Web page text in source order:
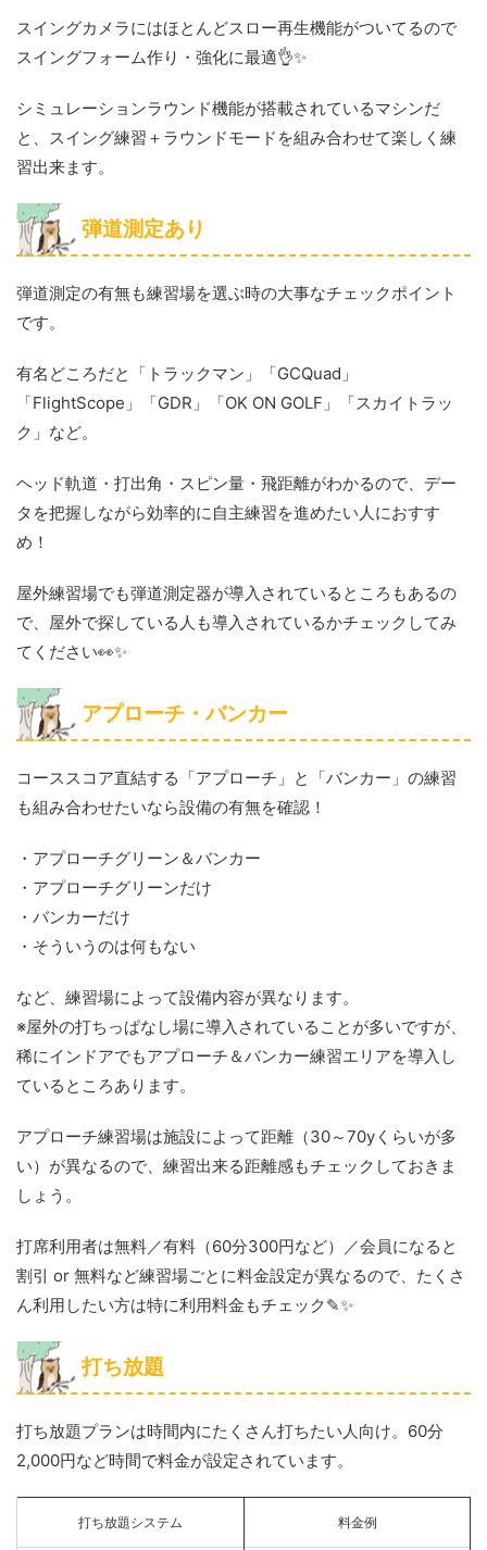
スイングカメラにはほとんどスロー再生機能がついてるので
スイングフォーム作り・強化に最適👌✨️
シミュレーションラウンド機能が搭載されているマシンだ
と、スイング練習＋ラウンドモードを組み合わせて楽しく練
習出来ます。
弾道測定あり
弾道測定の有無も練習場を選ぶ時の大事なチェックポイント
です。
有名どころだと「トラックマン」「GCQuad」
「FlightScope」「GDR」「OK ON GOLF」「スカイトラッ
ク」など。
ヘッド軌道・打出角・スピン量・飛距離がわかるので、デー
タを把握しながら効率的に自主練習を進めたい人におすす
め！
屋外練習場でも弾道測定器が導入されているところもあるの
で、屋外で探している人も導入されているかチェックしてみ
てください👀✨️
アプローチ・バンカー
コーススコア直結する「アプローチ」と「バンカー」の練習
も組み合わせたいなら設備の有無を確認！
・アプローチグリーン＆バンカー
・アプローチグリーンだけ
・バンカーだけ
・そういうのは何もない
など、練習場によって設備内容が異なります。
※屋外の打ちっぱなし場に導入されていることが多いですが、
稀にインドアでもアプローチ＆バンカー練習エリアを導入し
ているところあります。
アプローチ練習場は施設によって距離（30～70yくらいが多
い）が異なるので、練習出来る距離感もチェックしておきま
しょう。
打席利用者は無料／有料（60分300円など）／会員になると
割引 or 無料など練習場ごとに料金設定が異なるので、たくさ
ん利用したい方は特に利用料金もチェック✎✨️
打ち放題
打ち放題プランは時間内にたくさん打ちたい人向け。60分
2,000円など時間で料金が設定されています。
打ち放題システム 料金例